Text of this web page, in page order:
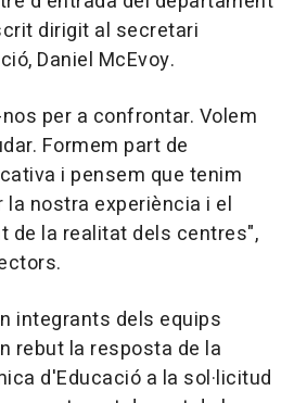
dirigit al secretari
Daniel McEvoy.
per a confrontar. Volem
Formem part de
i pensem que tenim
nostra experiència i el
de la realitat dels centres",
integrants dels equips
rebut la resposta de la
d'Educació a la sol·licitud